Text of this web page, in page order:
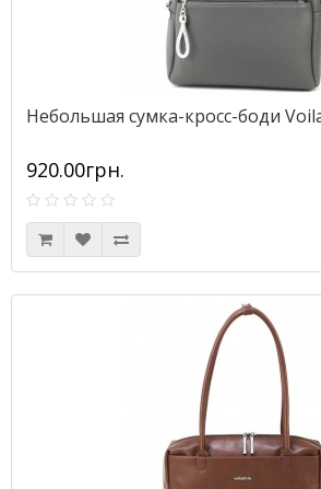
Небольшая сумка-кросс-боди
920.00грн.